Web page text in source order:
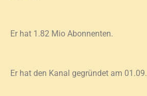
Er hat 1.82 Mio Abonnenten.
Er hat den Kanal gegründet am